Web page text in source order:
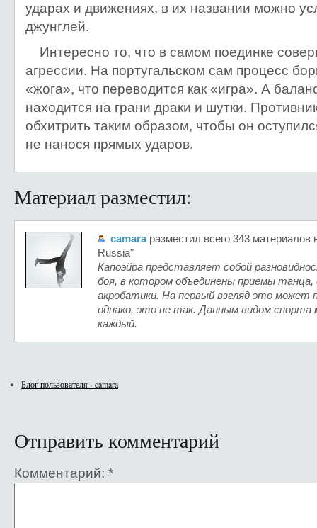
ударах и движениях, в их названии можно
джунглей.
Интересно то, что в самом поединке
агрессии. На португальском сам процесс
«жога», что переводится как «игра». А
находится на грани драки и шутки.
обхитрить таким образом, чтобы он
не нанося прямых ударов.
Материал разместил:
camaraразместил всего 343 материалов
Russia"
Капоэйра представляет собой
боя, в котором объединены приемы танца,
акробатики. На первый взгляд это
однако, это не так. Данным видом
каждый.
Блог пользователя - camara
Отправить комментарий
Комментарий: *